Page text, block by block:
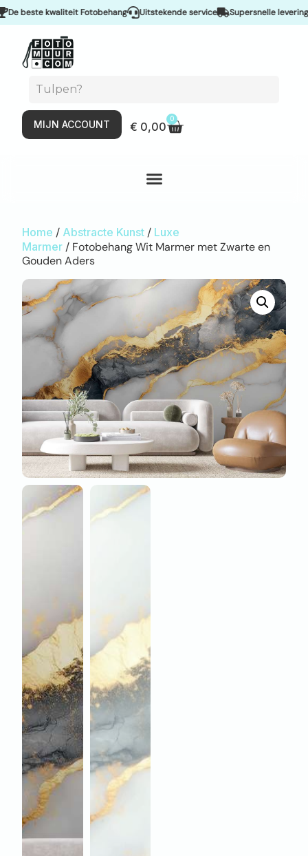
kwaliteit Fotobehang Uitstekende service Supersnelle levering &
MIJN ACCOUNT € 0,00
0
Home / Abstracte Kunst / Luxe
Marmer / Fotobehang Wit Marmer met Zwarte en
Gouden Aders